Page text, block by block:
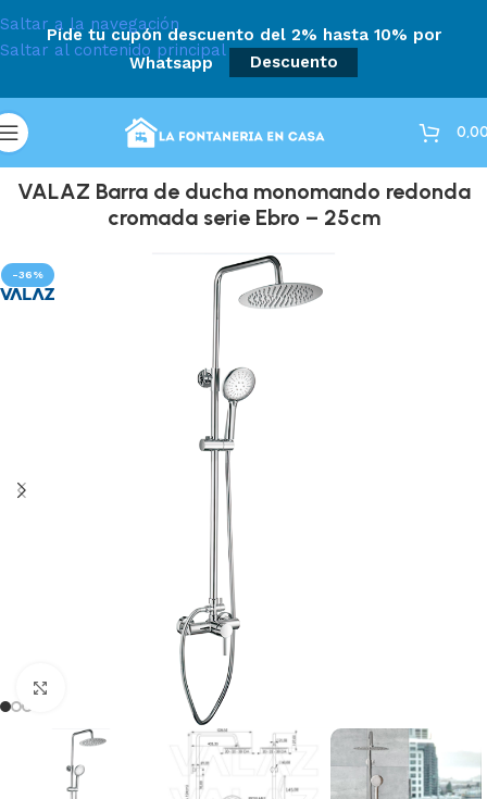
Saltar a la navegación
Saltar al contenido principal
Pide tu cupón descuento del 2% hasta 10% por
Whatsapp
Descuento
VALAZ Barra de ducha monomando redonda
cromada serie Ebro – 25cm
-36%
Haga clic para ampliar